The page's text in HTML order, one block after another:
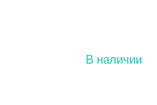
В наличии